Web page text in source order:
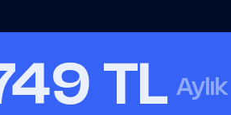
TL Aylık